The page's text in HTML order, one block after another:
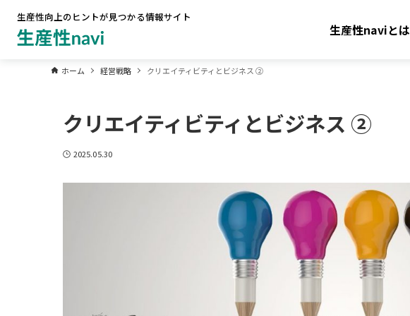
生産性向上のヒントが見つかる情報サイト
生産性naviとは
ホーム 経営戦略 クリエイティビティとビジネス ②
クリエイティビティとビジネス ②
2025.05.30